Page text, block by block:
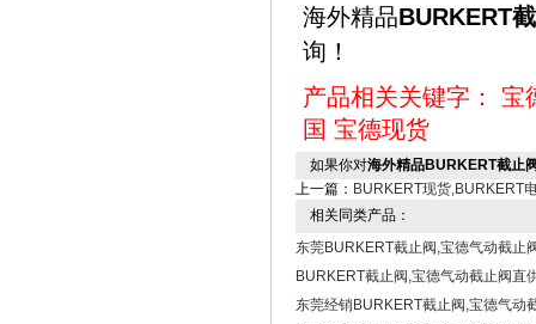
海外精品BURKERT
询！
产品相关关键字： 宝
国 宝德现货
如果你对海外精品BURKERT截止
上一篇： BURKERT现货,BURKERT
相关同类产品：
东莞BURKERT截止阀,宝德气动截止
BURKERT截止阀,宝德气动截止阀直
东莞经销BURKERT截止阀,宝德气动